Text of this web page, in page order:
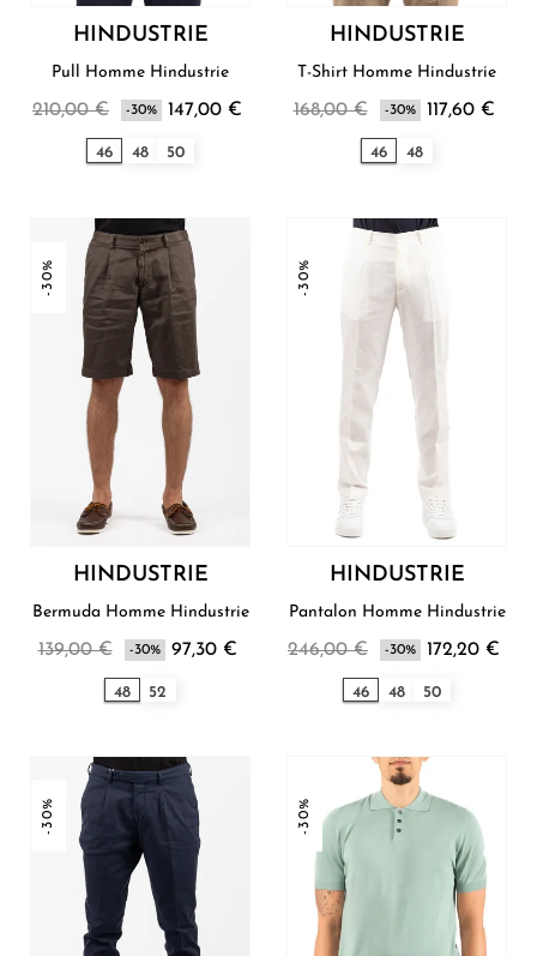
HINDUSTRIE
Pull Homme Hindustrie
210,00 € -30% 147,00 €
46 48 50
HINDUSTRIE
T-Shirt Homme Hindustrie
168,00 € -30% 117,60 €
46 48
-30%
HINDUSTRIE
Bermuda Homme Hindustrie
139,00 € -30% 97,30 €
48 52
-30%
HINDUSTRIE
Pantalon Homme Hindustrie
246,00 € -30% 172,20 €
46 48 50
-30% -30%